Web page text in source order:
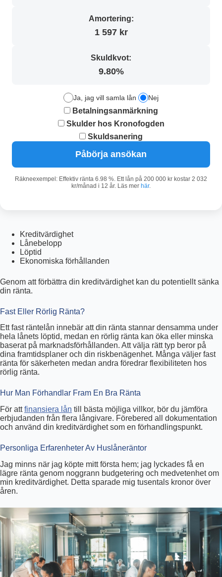
Amortering:
1 597 kr
Skuldkvot:
9.80%
Ja, jag vill samla lån Nej
Betalningsanmärkning
Skulder hos Kronofogden
Skuldsanering
Påbörja ansökan
Räkneexempel: Effektiv ränta 6.98 %. Ett lån på 200 000 kr kostar 2 032
kr/månad i 12 år. Läs mer här.
Kreditvärdighet
Lånebelopp
Löptid
Ekonomiska förhållanden
Genom att förbättra din kreditvärdighet kan du potentiellt sänka
din ränta.
Fast Eller Rörlig Ränta?
Ett fast räntelån innebär att din ränta stannar densamma under
hela lånets löptid, medan en rörlig ränta kan öka eller minska
baserat på marknadsförhållanden. Att välja rätt typ beror på
dina framtidsplaner och din riskbenägenhet. Många väljer fast
ränta för säkerheten medan andra föredrar flexibiliteten hos
rörlig ränta.
Hur Man Förhandlar Fram En Bra Ränta
För attfinansiera lån till bästa möjliga villkor, bör du jämföra
erbjudanden från flera långivare. Förebered all dokumentation
och använd din kreditvärdighet som en förhandlingspunkt.
Personliga Erfarenheter Av Huslåneräntor
Jag minns när jag köpte mitt första hem; jag lyckades få en
lägre ränta genom noggrann budgetering och medvetenhet om
min kreditvärdighet. Detta sparade mig tusentals kronor över
åren.